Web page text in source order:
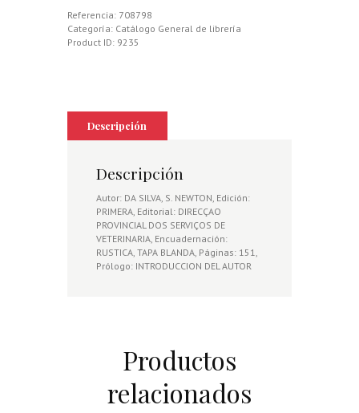
Referencia: 708798
Categoría: Catálogo General de librería
Product ID: 9235
Descripción
Descripción
Autor: DA SILVA, S. NEWTON, Edición:
PRIMERA, Editorial: DIRECÇAO
PROVINCIAL DOS SERVIÇOS DE
VETERINARIA, Encuadernación:
RUSTICA, TAPA BLANDA, Páginas: 151,
Prólogo: INTRODUCCION DEL AUTOR
Productos
relacionados